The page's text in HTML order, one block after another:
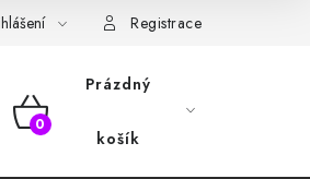
Registrace
NÁKUPNÍ
Prázdný
košík